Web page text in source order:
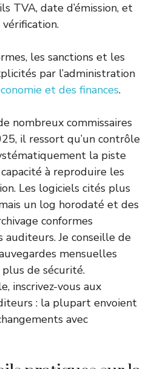
TVA, date d’émission, et
les sanctions et les
par l’administration
et des finances.
nombreux commissaires
il ressort qu’un contrôle
la piste
à reproduire les
Les logiciels cités plus
un log horodaté et des
conformes
auditeurs. Je conseille de
mensuelles
de sécurité.
inscrivez-vous aux
: la plupart envoient
avec